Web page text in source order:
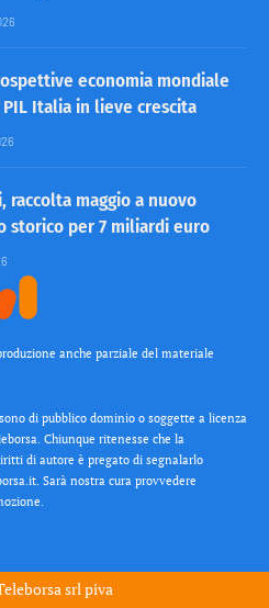
economia mondiale
Italia in lieve crescita
raccolta maggio a nuovo
storico per 7 miliardi euro
anche parziale del materiale
di pubblico dominio o soggette a licenza
Chiunque ritenesse che la
di autore è pregato di segnalarlo
Sarà nostra cura provvedere
srlpiva